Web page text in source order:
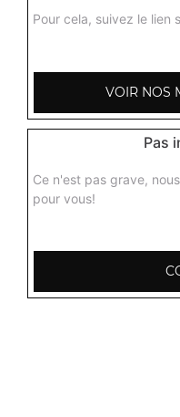
Pour cela, suivez le lien
VOIR NOS
Pas
Ce n'est pas grave,
pour vous!